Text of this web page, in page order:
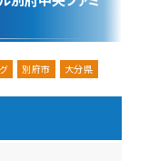
別府市 大分県